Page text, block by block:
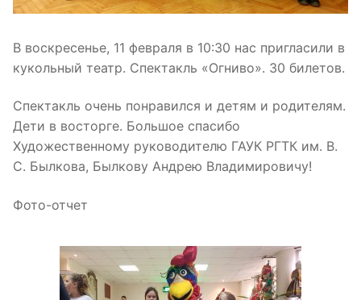
В воскресенье, 11 февраля в 10:30 нас пригласили в
кукольный театр. Спектакль «Огниво». 30 билетов.
Спектакль очень понравился и детям и родителям.
Дети в восторге. Большое спасибо
Художественному руководителю ГАУК РГТК им. В.
С. Былкова, Былкову Андрею Владимировичу!
Фото-отчет